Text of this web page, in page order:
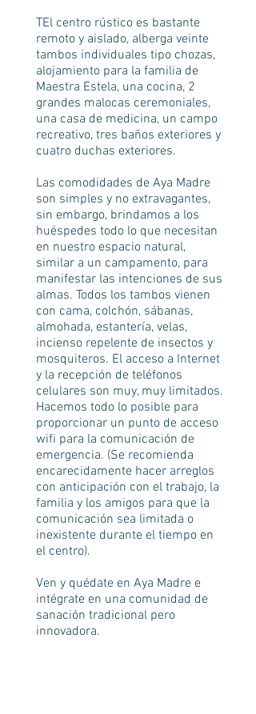
TEl centro rústico es bastante
remoto y aislado, alberga veinte
tambos individuales tipo chozas,
alojamiento para la familia de
Maestra Estela, una cocina, 2
grandes malocas ceremoniales,
una casa de medicina, un campo
recreativo, tres baños exteriores y
cuatro duchas exteriores.
Las comodidades de Aya Madre
son simples y no extravagantes,
sin embargo, brindamos a los
huéspedes todo lo que necesitan
en nuestro espacio natural,
similar a un campamento, para
manifestar las intenciones de sus
almas. Todos los tambos vienen
con cama, colchón, sábanas,
almohada, estantería, velas,
incienso repelente de insectos y
mosquiteros. El acceso a Internet
y la recepción de teléfonos
celulares son muy, muy limitados.
Hacemos todo lo posible para
proporcionar un punto de acceso
wifi para la comunicación de
emergencia. (Se recomienda
encarecidamente hacer arreglos
con anticipación con el trabajo, la
familia y los amigos para que la
comunicación sea limitada o
inexistente durante el tiempo en
el centro).
Ven y quédate en Aya Madre e
intégrate en una comunidad de
sanación tradicional pero
innovadora.